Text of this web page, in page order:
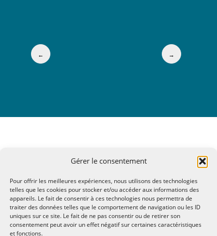
Gérer le consentement
Pour offrir les meilleures expériences, nous utilisons des technologies
telles que les cookies pour stocker et/ou accéder aux informations des
appareils. Le fait de consentir à ces technologies nous permettra de
traiter des données telles que le comportement de navigation ou les ID
uniques sur ce site. Le fait de ne pas consentir ou de retirer son
consentement peut avoir un effet négatif sur certaines caractéristiques
et fonctions.
← →